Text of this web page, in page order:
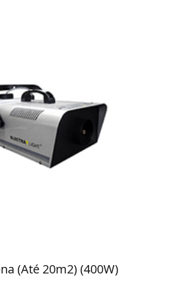
(até 20m2) (400W)